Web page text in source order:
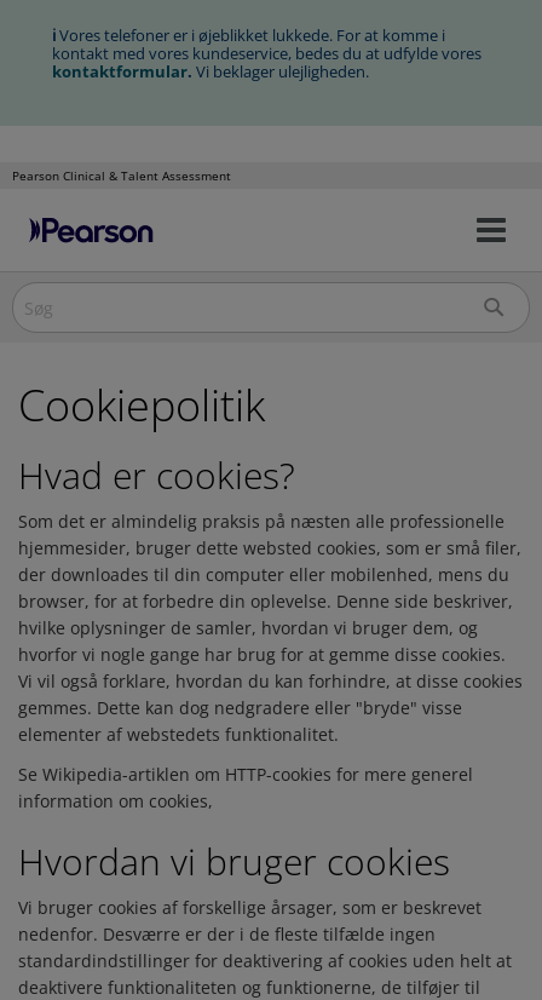
ℹVores telefoner er i øjeblikket lukkede. For at komme i
kontakt med vores kundeservice, bedes du at udfylde vores
kontaktformular. Vi beklager ulejligheden.
Pearson Clinical & Talent Assessment
Slå
Spring
til
indholdet
Cookiepolitik
Hvad er cookies?
Som det er almindelig praksis på næsten alle professionelle
hjemmesider, bruger dette websted cookies, som er små filer,
der downloades til din computer eller mobilenhed, mens du
browser, for at forbedre din oplevelse. Denne side beskriver,
hvilke oplysninger de samler, hvordan vi bruger dem, og
hvorfor vi nogle gange har brug for at gemme disse cookies.
Vi vil også forklare, hvordan du kan forhindre, at disse cookies
gemmes. Dette kan dog nedgradere eller "bryde" visse
elementer af webstedets funktionalitet.
Se Wikipedia-artiklen om HTTP-cookies for mere generel
information om cookies,
Hvordan vi bruger cookies
Vi bruger cookies af forskellige årsager, som er beskrevet
nedenfor. Desværre er der i de fleste tilfælde ingen
standardindstillinger for deaktivering af cookies uden helt at
deaktivere funktionaliteten og funktionerne, de tilføjer til